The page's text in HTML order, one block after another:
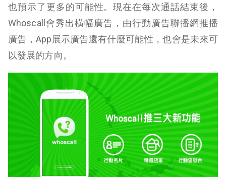
也預示了更多的可能性。現在在每次通話結束後，
Whoscall會秀出橫幅廣告，由行動廣告聯播網推播
廣告，App展示廣告還有什麼可能性，也會是未來可
以發展的方向。